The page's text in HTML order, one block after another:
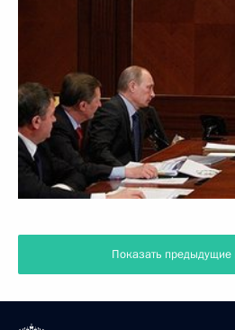
Показать предыдущие